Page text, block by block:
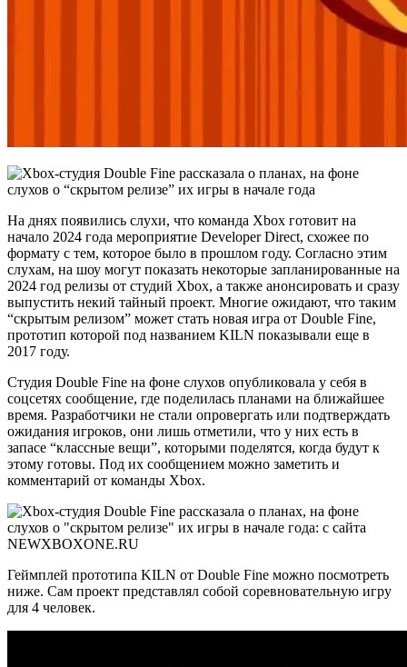
На днях появились слухи, что команда Xbox готовит на
начало 2024 года мероприятие Developer Direct, схожее по
формату с тем, которое было в прошлом году. Согласно этим
слухам, на шоу могут показать некоторые запланированные на
2024 год релизы от студий Xbox, а также анонсировать и сразу
выпустить некий тайный проект. Многие ожидают, что таким
“скрытым релизом” может стать новая игра от Double Fine,
прототип которой под названием KILN показывали еще в
2017 году.
Студия Double Fine на фоне слухов опубликовала у себя в
соцсетях сообщение, где поделилась планами на ближайшее
время. Разработчики не стали опровергать или подтверждать
ожидания игроков, они лишь отметили, что у них есть в
запасе “классные вещи”, которыми поделятся, когда будут к
этому готовы. Под их сообщением можно заметить и
комментарий от команды Xbox.
Геймплей прототипа KILN от Double Fine можно посмотреть
ниже. Сам проект представлял собой соревновательную игру
для 4 человек.